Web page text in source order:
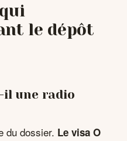
le dépôt
il une radio
du dossier. Le visa O